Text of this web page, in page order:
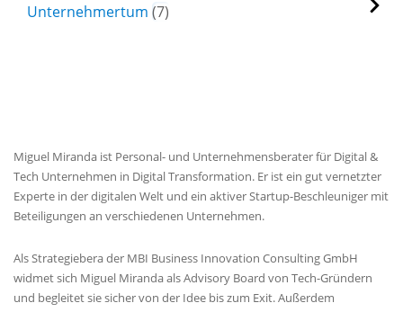
Unternehmertum 7
Miguel Miranda ist Personal- und Unternehmensberater für Digital &
Tech Unternehmen in Digital Transformation. Er ist ein gut vernetzter
Experte in der digitalen Welt und ein aktiver Startup-Beschleuniger mit
Beteiligungen an verschiedenen Unternehmen.
Als Strategiebera der MBI Business Innovation Consulting GmbH
widmet sich Miguel Miranda als Advisory Board von Tech-Gründern
und begleitet sie sicher von der Idee bis zum Exit. Außerdem